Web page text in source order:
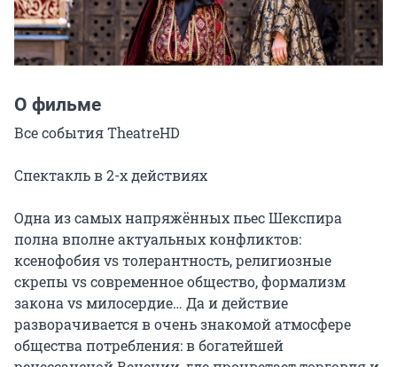
О фильме
Все события TheatreHD
Спектакль в 2-х действиях
Одна из самых напряжённых пьес Шекспира
полна вполне актуальных конфликтов:
ксенофобия vs толерантность, религиозные
скрепы vs современное общество, формализм
закона vs милосердие… Да и действие
разворачивается в очень знакомой атмосфере
общества потребления: в богатейшей